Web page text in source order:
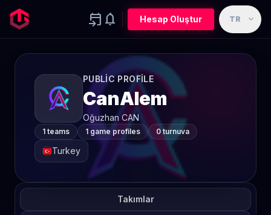
event_upcoming notifications Hesap Oluştur TR expand_more
PUBLIC PROFILE
CanAlem
Oğuzhan CAN
1 teams 1 game profiles 0 turnuva
Turkey
Takımlar